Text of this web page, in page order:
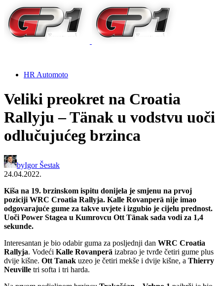
HR Automoto
Veliki preokret na Croatia
Rallyju – Tänak u vodstvu uoči
odlučujućeg brzinca
byIgor Šestak
24.04.2022.
Kiša na 19. brzinskom ispitu donijela je smjenu na prvoj
poziciji WRC Croatia Rallyja. Kalle Rovanperä nije imao
odgovarajuće gume za takve uvjete i izgubio je cijelu prednost.
Uoči Power Stagea u Kumrovcu Ott Tänak sada vodi za 1,4
sekunde.
Interesantan je bio odabir guma za posljednji dan WRC Croatia
Rallyja. Vodeći Kalle Rovanperä izabrao je tvrđe četiri gume plus
dvije kišne. Ott Tanak uzeo je četiri mekše i dvije kišne, a Thierry
Neuville tri softa i tri harda.